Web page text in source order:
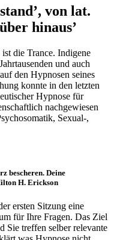
von lat.
hinaus’
die Trance. Indigene
und auch
den Hypnosen seines
konnte in den letzten
Hypnose für
nachgewiesen
Sexual-,
bescheren. Deine
H. Erickson
ersten Sitzung eine
für Ihre Fragen. Das Ziel
Sie treffen selber relevante